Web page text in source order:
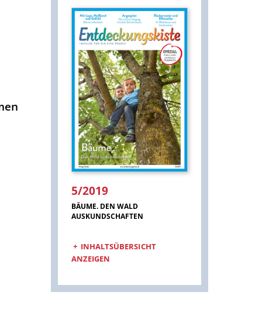
5/2019
:
BÄUME. DEN WALD
AUSKUNDSCHAFTEN
INHALTSÜBERSICHT
ANZEIGEN